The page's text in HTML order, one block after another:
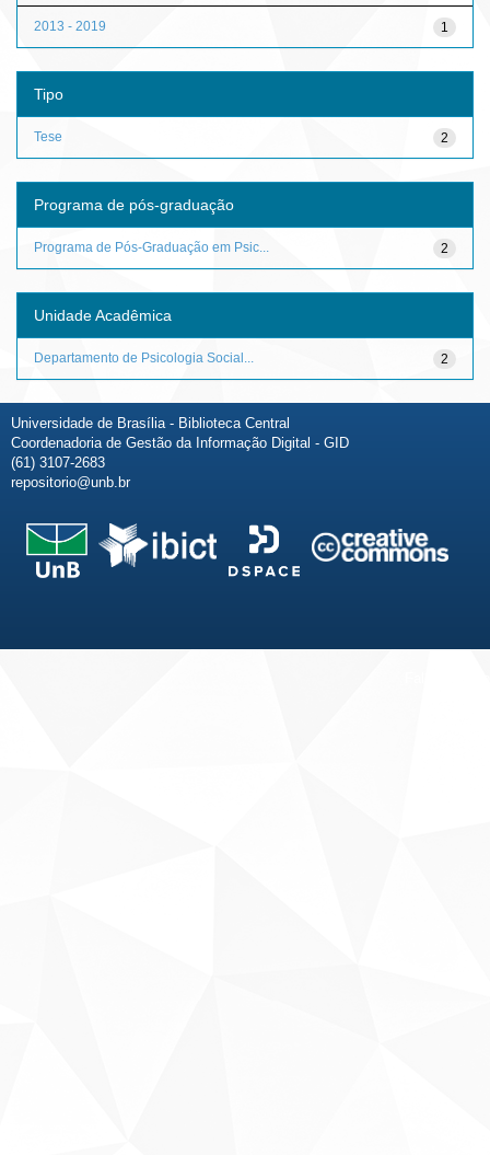
1
2013 - 2019
Tipo
2
Tese
Programa de pós-graduação
2
Programa de Pós-Graduação em Psic...
Unidade Acadêmica
2
Departamento de Psicologia Social...
Universidade de Brasília - Biblioteca Central
Coordenadoria de Gestão da Informação Digital - GID
(61) 3107-2683
repositorio@unb.br